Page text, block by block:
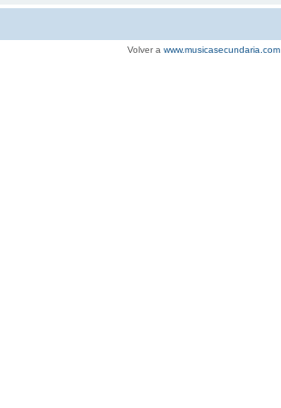
Volver a www.musicasecundaria.com